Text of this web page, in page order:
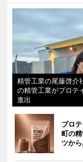
精管工業の尾藤啓
の精管工業がプロテ
進出
プロ
町の
ツか